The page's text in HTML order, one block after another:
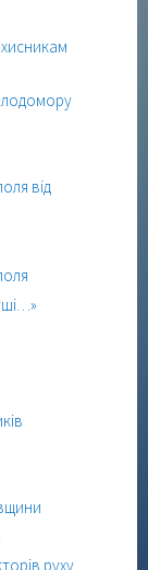
від
руху